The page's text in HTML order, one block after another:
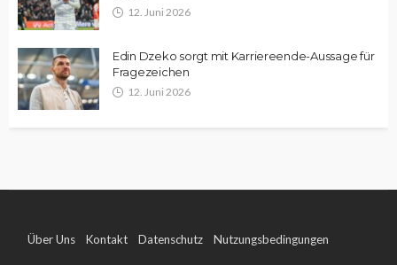
12. Juni 2026
Edin Dzeko sorgt mit Karriereende-Aussage für
Fragezeichen
12. Juni 2026
Über Uns Kontakt Datenschutz Nutzungsbedingungen